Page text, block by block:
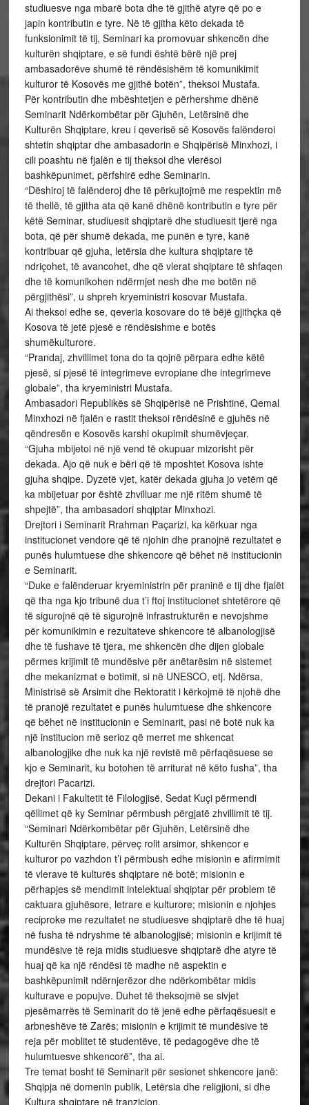
studiuesve nga mbarë bota dhe të gjithë atyre që po e
japin kontributin e tyre. Në të gjitha këto dekada të
funksionimit të tij, Seminari ka promovuar shkencën dhe
kulturën shqiptare, e së fundi është bërë një prej
ambasadorëve shumë të rëndësishëm të komunikimit
kulturor të Kosovës me gjithë botën”, theksoi Mustafa.
Për kontributin dhe mbështetjen e përhershme dhënë
Seminarit Ndërkombëtar për Gjuhën, Letërsinë dhe
Kulturën Shqiptare, kreu i qeverisë së Kosovës falënderoi
shtetin shqiptar dhe ambasadorin e Shqipërisë Minxhozi, i
cili poashtu në fjalën e tij theksoi dhe vlerësoi
bashkëpunimet, përfshirë edhe Seminarin.
“Dëshiroj të falënderoj dhe të përkujtojmë me respektin më
të thellë, të gjitha ata që kanë dhënë kontributin e tyre për
këtë Seminar, studiuesit shqiptarë dhe studiuesit tjerë nga
bota, që për shumë dekada, me punën e tyre, kanë
kontribuar që gjuha, letërsia dhe kultura shqiptare të
ndriçohet, të avancohet, dhe që vlerat shqiptare të shfaqen
dhe të komunikohen ndërmjet nesh dhe me botën në
përgjithësi”, u shpreh kryeministri kosovar Mustafa.
Ai theksoi edhe se, qeveria kosovare do të bëjë gjithçka që
Kosova të jetë pjesë e rëndësishme e botës
shumëkulturore.
“Prandaj, zhvillimet tona do ta qojnë përpara edhe këtë
pjesë, si pjesë të integrimeve evropiane dhe integrimeve
globale”, tha kryeministri Mustafa.
Ambasadori Republikës së Shqipërisë në Prishtinë, Qemal
Minxhozi në fjalën e rastit theksoi rëndësinë e gjuhës në
qëndresën e Kosovës karshi okupimit shumëvjeçar.
“Gjuha mbijetoi në një vend të okupuar mizorisht për
dekada. Ajo që nuk e bëri që të mposhtet Kosova ishte
gjuha shqipe. Dyzetë vjet, katër dekada gjuha jo vetëm që
ka mbijetuar por është zhvilluar me një ritëm shumë të
shpejtë”, tha ambasadori shqiptar Minxhozi.
Drejtori i Seminarit Rrahman Paçarizi, ka kërkuar nga
institucionet vendore që të njohin dhe pranojnë rezultatet e
punës hulumtuese dhe shkencore që bëhet në institucionin
e Seminarit.
“Duke e falënderuar kryeministrin për praninë e tij dhe fjalët
që tha nga kjo tribunë dua t’i ftoj institucionet shtetërore që
të sigurojnë që të sigurojnë infrastrukturën e nevojshme
për komunikimin e rezultateve shkencore të albanologjisë
dhe të fushave të tjera, me shkencën dhe dijen globale
përmes krijimit të mundësive për anëtarësim në sistemet
dhe mekanizmat e botimit, si në UNESCO, etj. Ndërsa,
Ministrisë së Arsimit dhe Rektoratit i kërkojmë të njohë dhe
të pranojë rezultatet e punës hulumtuese dhe shkencore
që bëhet në institucionin e Seminarit, pasi në botë nuk ka
një institucion më serioz që merret me shkencat
albanologjike dhe nuk ka një revistë më përfaqësuese se
kjo e Seminarit, ku botohen të arriturat në këto fusha”, tha
drejtori Pacarizi.
Dekani i Fakultetit të Filologjisë, Sedat Kuçi përmendi
qëllimet që ky Seminar përmbush përgjatë zhvillimit të tij.
“Seminari Ndërkombëtar për Gjuhën, Letërsinë dhe
Kulturën Shqiptare, përveç rolit arsimor, shkencor e
kulturor po vazhdon t’i përmbush edhe misionin e afirmimit
të vlerave të kulturës shqiptare në botë; misionin e
përhapjes së mendimit intelektual shqiptar për problem të
caktuara gjuhësore, letrare e kulturore; misionin e njohjes
reciproke me rezultatet ne studiuesve shqiptarë dhe të huaj
në fusha të ndryshme të albanologjisë; misionin e krijimit të
mundësive të reja midis studiuesve shqiptarë dhe atyre të
huaj që ka një rëndësi të madhe në aspektin e
bashkëpunimit ndërnjerëzor dhe ndërkombëtar midis
kulturave e popujve. Duhet të theksojmë se sivjet
pjesëmarrës të Seminarit do të jenë edhe përfaqësuesit e
arbneshëve të Zarës; misionin e krijimit të mundësive të
reja për moblitet të studentëve, të pedagogëve dhe të
hulumtuesve shkencorë”, tha ai.
Tre temat bosht të Seminarit për sesionet shkencore janë:
Shqipja në domenin publik, Letërsia dhe religjioni, si dhe
Kultura shqiptare në tranzicion.